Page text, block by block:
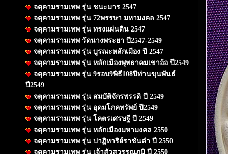
จตุคามรามเทพ รุ่น ชนะมาร 2547
จตุคามรามเทพ รุ่น 72พรรษา มหามงคล 2547
จตุคามรามเทพ รุ่น ทรงแผ่นดิน 2547
จตุคามรามเทพ วัดนางพระยา ปี2547-2549
จตุคามรามเทพ รุ่น บูรณะหลักเมือง ปี 2547
จตุคามรามเทพ รุ่น หลักเมืองพุทธาคมเขาอ้อ ปี2549
จตุคามรามเทพ รุ่น 9รอบ9พิธี108ปีท่านขุนพันธ์
ปี2549
จตุคามรามเทพ รุ่น สมบัติจักรพรรดิ ปี 2549
จตุคามรามเทพ รุ่น อุดมโภคทรัพย์ ปี2549
จตุคามรามเทพ รุ่น โคตรเศรษฐี ปี 2549
จตุคามรามเทพ รุ่น หลักเมืองมหามงคล 2550
จตุคามรามเทพ รุ่น ปาฏิหาริย์ราชันดำ ปี 2550
จตุคามรามเทพ รุ่น เจ้าสัวสุวรรณภูมิ ปี 2550